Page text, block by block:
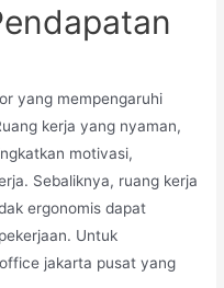
yang mempengaruhi
kerja yang nyaman,
motivasi,
Sebaliknya, ruang kerja
ergonomis dapat
Untuk
jakarta pusat yang